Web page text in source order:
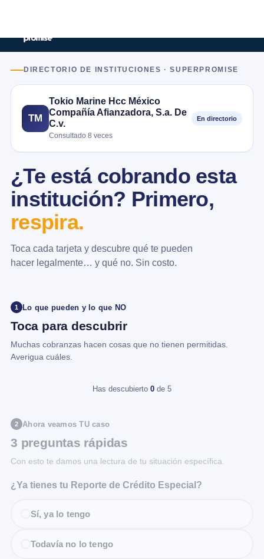
DIRECTORIO DE INSTITUCIONES · SUPERPROMISE
TM
Tokio Marine Hcc México
Compañía Afianzadora, S.a. De
C.v.
Consultado 8 veces
En directorio
¿Te está cobrando esta
institución? Primero,
respira.
Toca cada tarjeta y descubre qué te pueden
hacer legalmente… y qué no. Sin costo.
1 Lo que pueden y lo que NO
Toca para descubrir
Muchas cobranzas hacen cosas que no tienen permitidas.
Averigua cuáles.
Has descubierto 0 de 5
2 Ahora veamos TU caso
3 preguntas rápidas
Con esto te damos una lectura de tu situación específica.
¿Ya tienes tu Reporte de Crédito Especial?
Sí, ya lo tengo
Todavía no lo tengo